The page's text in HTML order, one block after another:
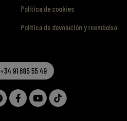
Política de cookies
Política de devolución y reembolso
+34 91 685 55 49